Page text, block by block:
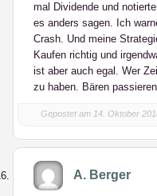
mal Dividende und
es anders sagen. Ich
Crash. Und meine
Kaufen richtig und
ist aber auch egal. Wer
zu haben. Bären
Gepostet am 14. Oktober
A. Berger